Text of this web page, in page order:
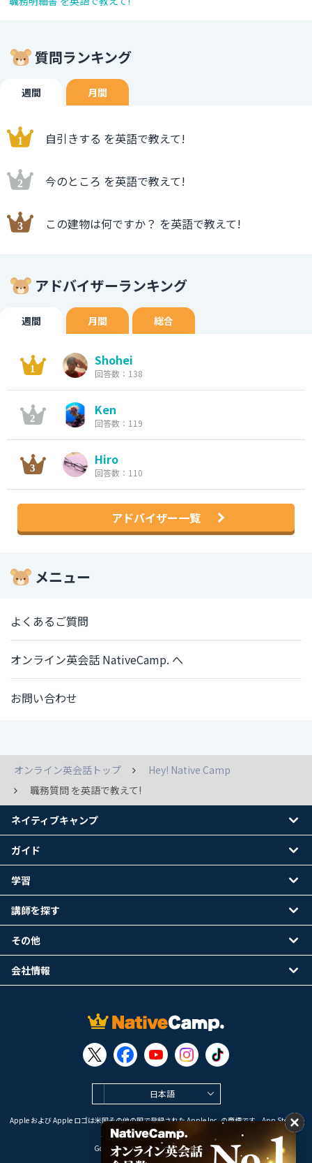
質問ランキング
週間 月間
自引きする を英語で教えて!
今のところ を英語で教えて!
この建物は何ですか？ を英語で教えて!
アドバイザーランキング
週間 月間 総合
Shohei
回答数：138
Ken
回答数：119
Hiro
回答数：110
アドバイザー一覧
メニュー
よくあるご質問
オンライン英会話 NativeCamp. へ
お問い合わせ
オンライン英会話トップ
Hey! Native Camp
職務質問 を英語で教えて!
日本語
Apple および Apple ロゴは米国その他の国で登録された Apple Inc. の商標です。App Store は
Apple Inc. のサービスマークです。
Google Play は Google LLC の商標です。
ネイティブキャンプ
ガイド
学習
講師を探す
その他
会社情報